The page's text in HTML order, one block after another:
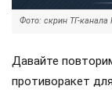
Фото: скрин ТГ-
Давайте
противоракет